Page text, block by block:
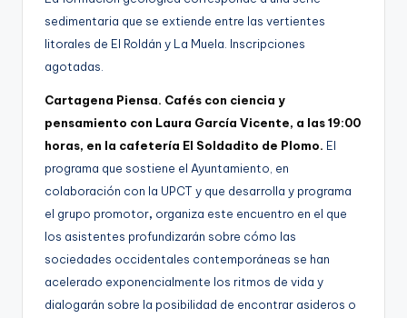
sedimentaria que se extiende entre las vertientes
litorales de El Roldán y La Muela. Inscripciones
agotadas.
Cartagena Piensa. Cafés con ciencia y
pensamiento con Laura García Vicente, a las 19:00
horas, en la cafetería El Soldadito de Plomo. El
programa que sostiene el Ayuntamiento, en
colaboración con la UPCT y que desarrolla y programa
el grupo promotor, organiza este encuentro en el que
los asistentes profundizarán sobre cómo las
sociedades occidentales contemporáneas se han
acelerado exponencialmente los ritmos de vida y
dialogarán sobre la posibilidad de encontrar asideros o